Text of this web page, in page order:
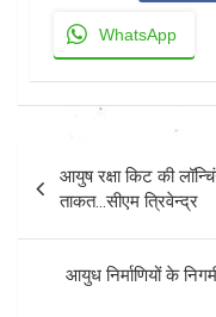
WhatsApp
navigation
आयुष रक्षा किट की
ताकत…सीएम त्रिवेन्द्र
आयुध निर्माणियों के